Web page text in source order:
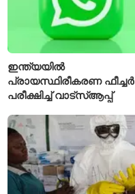
ഇന്ത്യയിൽ
പ്രായസ്ഥിരീകരണ ഫീച്ചർ
പരീക്ഷിച്ച് വാട്‌സ്ആപ്പ്